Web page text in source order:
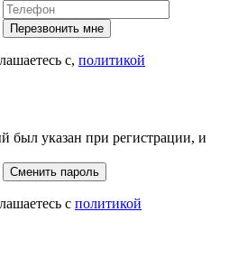
Перезвонить мне
с, политикой
был указан при регистрации, и
Сменить пароль
с политикой